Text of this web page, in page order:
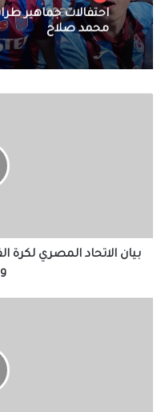
احتفالات جماهير
محمد صلاح
الثاني
بيان الاتحاد المصري